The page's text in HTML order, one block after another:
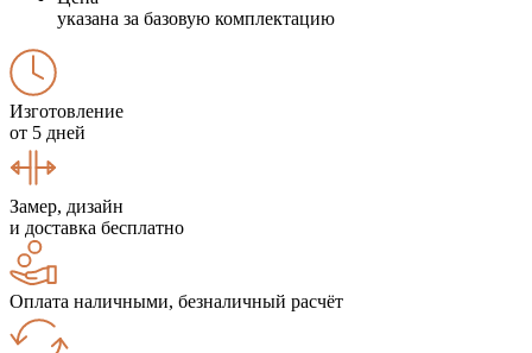
указана за базовую комплектацию
Изготовление
от 5 дней
Замер, дизайн
и доставка бесплатно
Оплата наличными, безналичный расчёт